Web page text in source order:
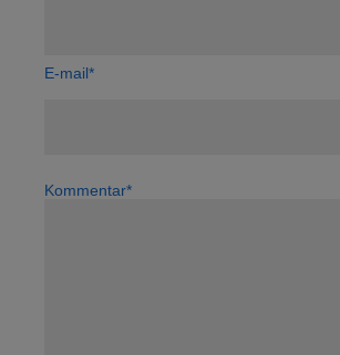
E-mail*
Kommentar*